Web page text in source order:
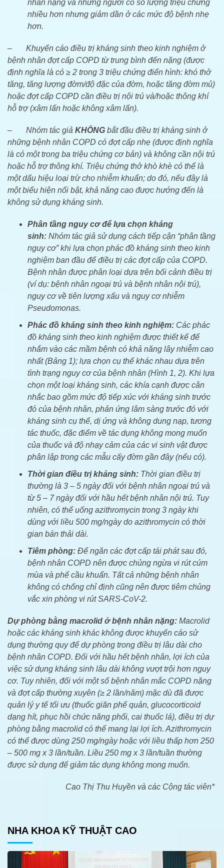
nhân nặng và những người có số lượng triệu chứng
nhiều hơn nhưng giảm dần ở các mức độ bệnh nhẹ
hơn.
– Khuyến cáo điều trị kháng sinh theo kinh nghiệm ở
bệnh nhân đợt cấp COPD từ trung bình đến nặng (được
định nghĩa là có ≥ 2 trong 3 triệu chứng điển hình: khó thở
tăng, tăng lượng đờm/độ đặc của đờm, hoặc tăng đờm mủ)
hoặc đợt cấp COPD cần điều trị nội trú và/hoặc thông khí
hỗ trợ (xâm lấn hoặc không xâm lấn).
– Nhóm tác giả KHÔNG bắt đầu điều trị kháng sinh ở
những bệnh nhân COPD có đợt cấp nhẹ (được định nghĩa
là có một trong ba triệu chứng cơ bản) và không cần nội trú
hoặc hỗ trợ thông khí. Triệu chứng thở khò khè có thể là
một dấu hiệu loại trừ cho nhiễm khuẩn; do đó, nếu đây là
một biểu hiện nổi bật, khả năng cao được hướng đến là
không sử dụng kháng sinh.
Phân tầng nguy cơ để lựa chọn kháng
sinh: Nhóm tác giả sử dụng cách tiếp cận “phân tầng
nguy cơ” khi lựa chọn phác đồ kháng sinh theo kinh
nghiệm ban đầu để điều trị các đợt cấp của COPD.
Bệnh nhân được phân loại dựa trên bối cảnh điều trị
(ví dụ: bệnh nhân ngoại trú và bệnh nhân nội trú),
nguy cơ về tiên lượng xấu và nguy cơ nhiễm
Pseudomonas.
Phác đồ kháng sinh theo kinh nghiệm: Các phác
đồ kháng sinh theo kinh nghiệm được thiết kế để
nhắm vào các mầm bệnh có khả năng lây nhiễm cao
nhất (Bảng 1); lựa chọn cụ thể khác nhau dựa trên
tình trạng nguy cơ của bệnh nhân (Hình 1, 2). Khi lựa
chọn một loại kháng sinh, các khía cạnh được cân
nhắc bao gồm mức độ tiếp xúc với kháng sinh trước
đó của bệnh nhân, phản ứng lâm sàng trước đó với
kháng sinh cụ thể, dị ứng và không dung nạp, tương
tác thuốc, đặc điểm về tác dụng không mong muốn
của thuốc và độ nhạy cảm của các vi sinh vật được
phân lập trong các mẫu cấy đờm gần đây (nếu có).
Thời gian điều trị kháng sinh: Thời gian điều trị
thường là 3 – 5 ngày đối với bệnh nhân ngoại trú và
từ 5 – 7 ngày đối với hầu hết bệnh nhân nội trú. Tuy
nhiên, có thể uống azithromycin trong 3 ngày khi
dùng với liều 500 mg/ngày do azithromycin có thời
gian bán thải dài.
Tiêm phòng: Để ngăn các đợt cấp tái phát sau đó,
bệnh nhân COPD nên được chủng ngừa vi rút cúm
mùa và phế cầu khuẩn. Tất cả những bệnh nhân
không có chống chỉ định cũng nên được tiêm chủng
vắc xin phòng vi rút SARS-CoV-2.
Dự phòng bằng macrolid ở bệnh nhân nặng: Macrolid
hoặc các kháng sinh khác không được khuyến cáo sử
dụng thường quy để dự phòng trong điều trị lâu dài cho
bệnh nhân COPD. Đối với hầu hết bệnh nhân, lợi ích của
việc sử dụng kháng sinh lâu dài không vượt trội hơn nguy
cơ. Tuy nhiên, đối với một số bệnh nhân mắc COPD nặng
và đợt cấp thường xuyên (≥ 2 lần/năm) mặc dù đã được
quản lý y tế tối ưu (thuốc giãn phế quản, glucocorticoid
dạng hít, phục hồi chức năng phổi, cai thuốc lá), điều trị dự
phòng bằng macrolid có thể mang lại lợi ích. Azithromycin
có thể được dùng 250 mg/ngày hoặc với liều thấp hơn 250
– 500 mg x 3 lần/tuần. Liều 250 mg x 3 lần/tuần thường
được sử dụng để giảm tác dụng không mong muốn.
Cao Thị Thu Huyền và các Cộng tác viên*
NHA KHOA KỸ THUẬT CAO